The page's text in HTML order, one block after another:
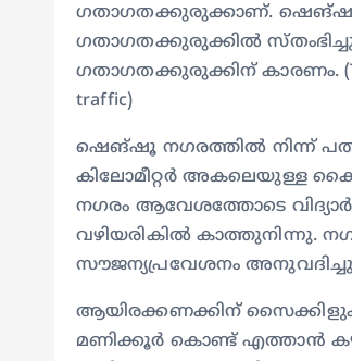
ഗതാഗതക്കുരുക്കാണ്.
ഗതാഗതക്കുരുക്കില്‍
ഗതാഗതക്കുരുക്കിന് കാരണം.
traffic)
ഷെങ്ഷൂ നഗരത്തില്‍ നിന്ന്
കിലോമീറ്റര്‍ അകലെയുള്ള
നഗരം ആവേശത്തോടെ
വഴിയരികില്‍ കാത്തുനിന്നു.
സൗജന്യപ്രവേശനം
ആയിരക്കണക്കിന്
മണിക്കൂര്‍ കൊണ്ട് എത്താന്‍